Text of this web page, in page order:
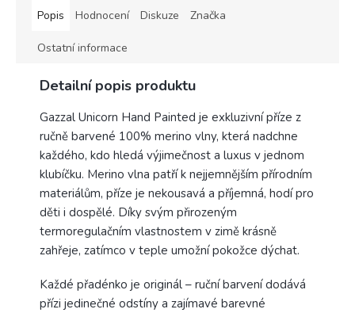
Popis Hodnocení Diskuze Značka
Ostatní informace
Detailní popis produktu
Gazzal Unicorn Hand Painted je exkluzivní příze z
ručně barvené 100% merino vlny, která nadchne
každého, kdo hledá výjimečnost a luxus v jednom
klubíčku. Merino vlna patří k nejjemnějším přírodním
materiálům, příze je nekousavá a příjemná, hodí pro
děti i dospělé. Díky svým přirozeným
termoregulačním vlastnostem v zimě krásně
zahřeje, zatímco v teple umožní pokožce dýchat.
Každé přadénko je originál – ruční barvení dodává
přízi jedinečné odstíny a zajímavé barevné